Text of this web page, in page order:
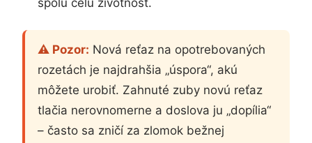
spolu celú životnosť.
⚠️ Pozor: Nová reťaz na opotrebovaných
rozetách je najdrahšia „úspora“, akú
môžete urobiť. Zahnuté zuby novú reťaz
tlačia nerovnomerne a doslova ju „dopília“
– často sa zničí za zlomok bežnej